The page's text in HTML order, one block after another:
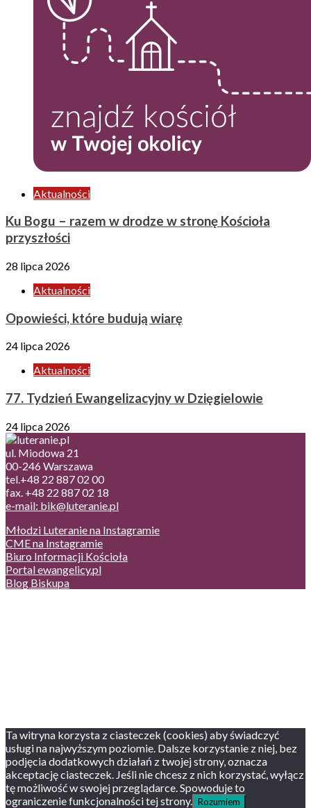
Aktualności
Ku Bogu – razem w drodze w stronę Kościoła
przyszłości
28 lipca 2026
Aktualności
Opowieści, które budują wiarę
24 lipca 2026
Aktualności
77. Tydzień Ewangelizacyjny w Dzięgielowie
24 lipca 2026
ul. Miodowa 21
00-246 Warszawa
tel.+48 22 887 02 00
fax. +48 22 887 02 18
e-mail: bik@luteranie.pl
Młodzi Luteranie na Instagramie
CME na Instagramie
Biuro Informacji Kościoła
Portal ewangelicy.pl
Blog Biskupa
Ta witryna korzysta z ciasteczek (cookies) aby świadczyć
usługi na najwyższym poziomie. Dalsze korzystanie z niej, bez
podjęcia dodatkowych działań z twojej strony, oznacza
akceptację ciasteczek. Jeśli nie chcesz z nich korzystać, wyłącz
tę możliwość w swojej przeglądarce. Spowoduje to
ograniczenie funkcjonalności tej strony. Rozumiem